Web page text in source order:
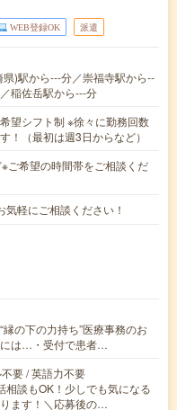
WEB登録OK 派遣
)駅から---分／崇福寺駅から--
稲佐岳駅から---分
望シフト制 ※徐々に勤務回数
！（最初は週3日からなど）
ご希望の時間帯をご相談くだ
軽にご相談ください！
の下の力持ち”医療事務のお
は…・受付で患者…
要 / 英語力不要
談もOK！少しでも気になる
ます！＼応募後の…